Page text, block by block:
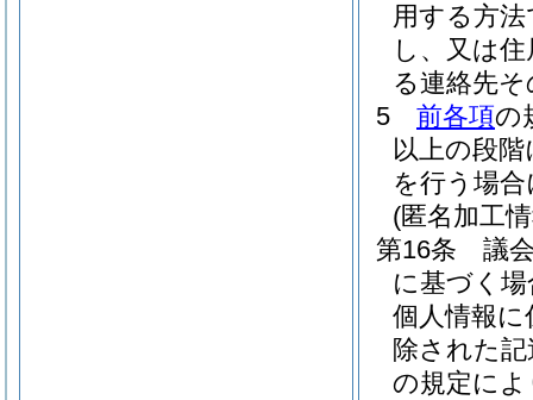
用する方
し、又は
る連絡先
5
前各項の
以上の段
を行う場
(匿名加工
第16条
議
に基づく
個人情報
除された
の規定に